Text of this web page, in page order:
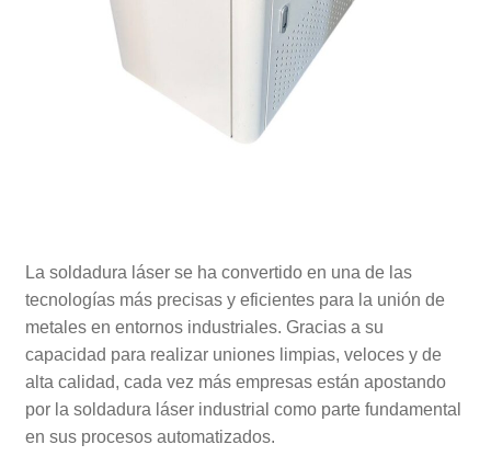
La soldadura láser se ha convertido en una de las
tecnologías más precisas y eficientes para la unión de
metales en entornos industriales. Gracias a su
capacidad para realizar uniones limpias, veloces y de
alta calidad, cada vez más empresas están apostando
por la soldadura láser industrial como parte fundamental
en sus procesos automatizados.